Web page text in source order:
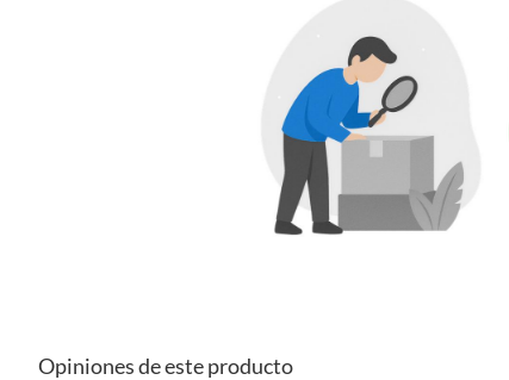
Opiniones de este producto